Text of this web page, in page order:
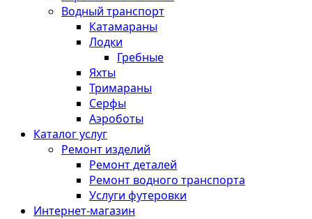
Водный транспорт
Катамараны
Лодки
Гребные
Яхты
Тримараны
Серфы
Аэроботы
Каталог услуг
Ремонт изделий
Ремонт деталей
Ремонт водного транспорта
Услуги футеровки
Интернет-магазин